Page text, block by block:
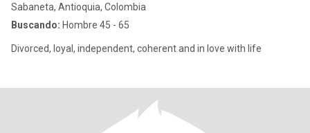
Sabaneta, Antioquia, Colombia
Buscando: Hombre 45 - 65
Divorced, loyal, independent, coherent and in love with life